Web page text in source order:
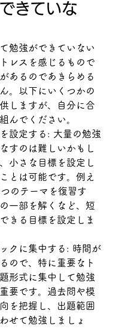
きていな
勉強ができていない
レスを感じるもので
あるのであきらめる
。以下にいくつかの
しますが、自分に合
んでください。
設定する: 大量の勉強
すのは難しいかもし
小さな目標を設定し
とは可能です。例え
のテーマを復習す
一部を解くなど、短
きる目標を設定しま
クに集中する: 時間が
ので、特に重要なト
形式に集中して勉強
要です。過去問や模
を把握し、出題範囲
せて勉強しましょ